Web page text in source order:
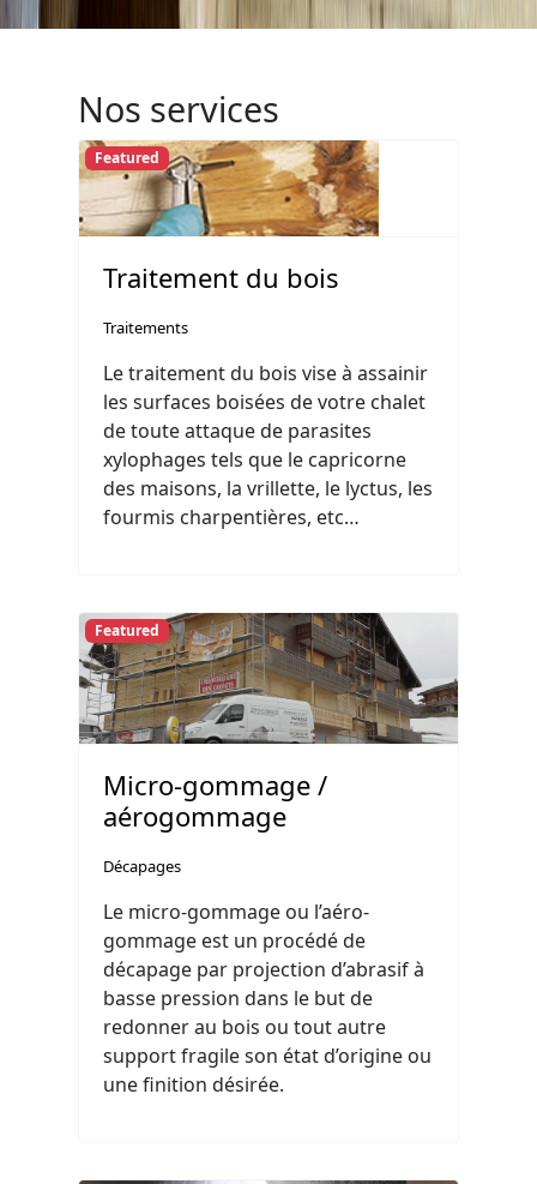
Nos services
Featured
Traitement du bois
Traitements
Le traitement du bois vise à assainir
les surfaces boisées de votre chalet
de toute attaque de parasites
xylophages tels que le capricorne
des maisons, la vrillette, le lyctus, les
fourmis charpentières, etc…
Featured
Micro-gommage /
aérogommage
Décapages
Le micro-gommage ou l’aéro-
gommage est un procédé de
décapage par projection d’abrasif à
basse pression dans le but de
redonner au bois ou tout autre
support fragile son état d’origine ou
une finition désirée.